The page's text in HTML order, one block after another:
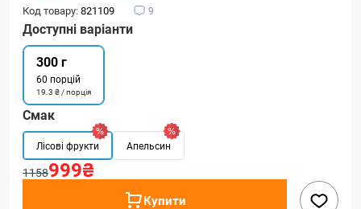
Код товару:821109 9
Доступні варіанти
300 г
60 порцій
19.3 ₴ / порція
Смак
Лісові фрукти Апельсин
1158999₴
Купити